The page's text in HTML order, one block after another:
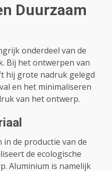
Duurzaam
onderdeel van de
Bij het ontwerpen van
hij grote nadruk gelegd
en het minimaliseren
van het ontwerp.
de productie van de
de ecologische
Aluminium is namelijk